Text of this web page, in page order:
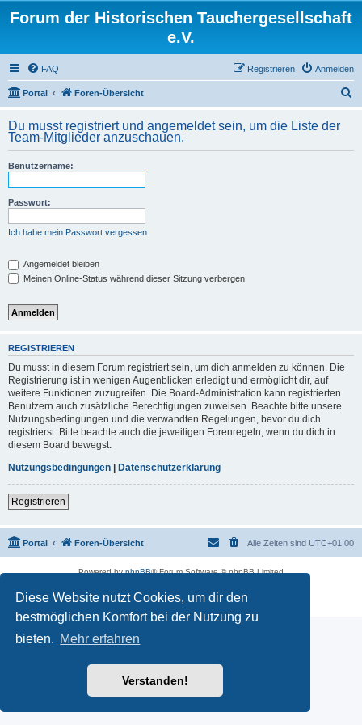
Diese Website nutzt Cookies, um dir den
bestmöglichen Komfort bei der Nutzung zu
bieten. Mehr erfahren
Verstanden!
Forum der Historischen Tauchergesellschaft
e.V.
FAQ Anmelden
Registrieren
Portal Foren-Übersicht
h
Du musst registriert und angemeldet sein, um die Liste der
Team-Mitglieder anzuschauen.
Benutzername:
Passwort:
Ich habe mein Passwort vergessen
Angemeldet bleiben
Meinen Online-Status während dieser Sitzung verbergen
REGISTRIEREN
Du musst in diesem Forum registriert sein, um dich anmelden zu können. Die
Registrierung ist in wenigen Augenblicken erledigt und ermöglicht dir, auf
weitere Funktionen zuzugreifen. Die Board-Administration kann registrierten
Benutzern auch zusätzliche Berechtigungen zuweisen. Beachte bitte unsere
Nutzungsbedingungen und die verwandten Regelungen, bevor du dich
registrierst. Bitte beachte auch die jeweiligen Forenregeln, wenn du dich in
diesem Board bewegst.
Nutzungsbedingungen | Datenschutzerklärung
Registrieren
Portal Foren-Übersicht Alle Zeiten sind UTC+01:00
Powered byphpBB® Forum Software © phpBB Limited
Datenschutz|Nutzungsbedingungen